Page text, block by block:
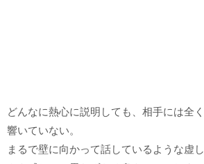
どんなに熱心に説明しても、相手には全く
響いていない。
まるで壁に向かって話しているような虚し